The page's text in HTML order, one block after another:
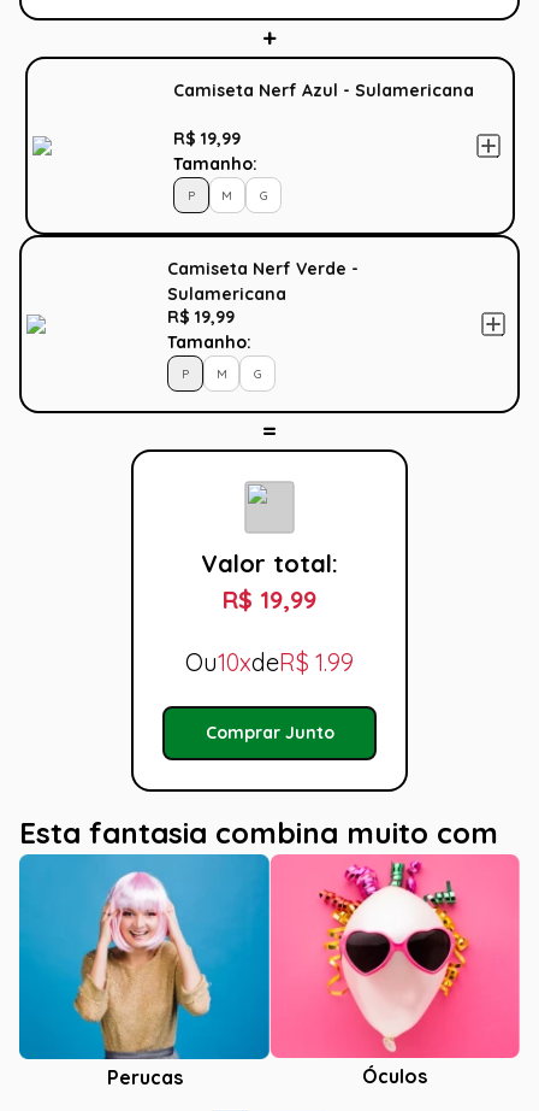
Camiseta Nerf Azul - Sulamericana
R$ 19,99
Tamanho:
P M G
Camiseta Nerf Verde -
Sulamericana
R$ 19,99
Tamanho:
P M G
Valor total:
R$ 19,99
Ou10xdeR$ 1.99
Comprar Junto
Esta fantasia combina muito com
Perucas Óculos